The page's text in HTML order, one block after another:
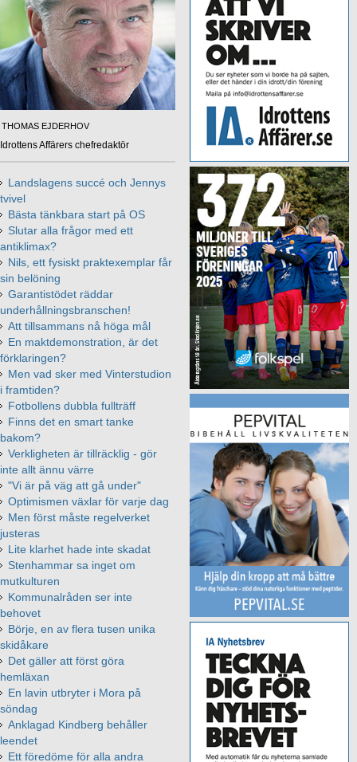
THOMAS EJDERHOV
Idrottens Affärers chefredaktör
Landslagens succé och Jennys
tvivel
Bästa tänkbara start på OS
Slutar alla frågor med ett
antiklimax?
Nils, ett fysiskt praktexemplar får
sin belöning
Garantistödet räddar
underhållningsbranschen!
Att tillsammans nå höga mål
En maktdemonstration, är det
förklaringen?
Men vad sker med Vinterstudion
i framtiden?
Fotbollens dubbla fullträff
Finns det en smart tanke
bakom?
Verkligheten är tillräcklig - gör
inte allt ännu värre
"Vi är på väg att gå under"
Optimismen växlar för varje dag
Men först måste regelverket
justeras
Lite klarhet hade inte skadat
Stenhammar sa inget om
mutkulturen
Kommunalråden ser inte
behovet
Börje, en av flera tusen unika
skidåkare
Det gäller att först göra
hemläxan
En lavin utbryter i Mora på
söndag
Anklagad Kindberg behåller
leendet
Ett föredöme för alla andra